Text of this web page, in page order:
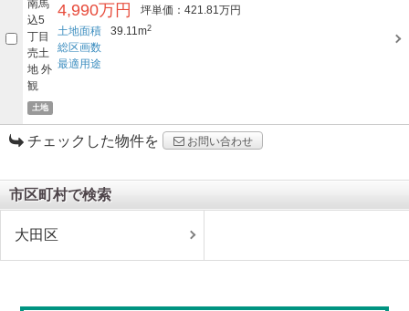
土地
4,990万円
坪単価：421.81万円
土地面積
39.11m2
総区画数
最適用途
チェックした物件を お問い合わせ
市区町村で検索
大田区